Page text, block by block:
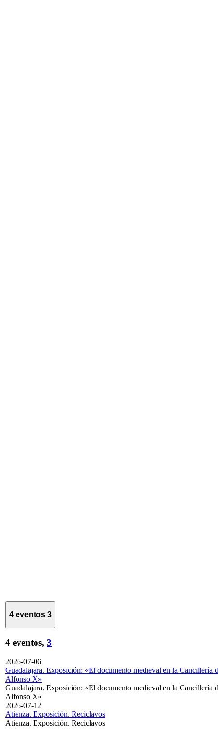
4 eventos 3
4 eventos, 3
2026-07-06
Guadalajara. Exposición: «El documento medieval en la Cancillería
Alfonso X»
Guadalajara. Exposición: «El documento medieval en la Cancillería
Alfonso X»
2026-07-12
Atienza. Exposición. Reciclavos
Atienza. Exposición. Reciclavos